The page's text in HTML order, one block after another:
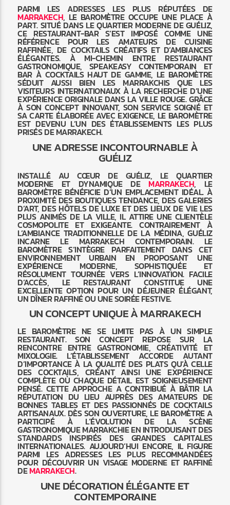
PARMI LES ADRESSES LES PLUS RÉPUTÉES DE
MARRAKECH, LE BAROMÈTRE OCCUPE UNE PLACE À
PART. SITUÉ DANS LE QUARTIER MODERNE DE GUÉLIZ,
CE RESTAURANT-BAR S’EST IMPOSÉ COMME UNE
RÉFÉRENCE POUR LES AMATEURS DE CUISINE
RAFFINÉE, DE COCKTAILS CRÉATIFS ET D’AMBIANCES
ÉLÉGANTES. À MI-CHEMIN ENTRE RESTAURANT
GASTRONOMIQUE, SPEAKEASY CONTEMPORAIN ET
BAR À COCKTAILS HAUT DE GAMME, LE BAROMÈTRE
SÉDUIT AUSSI BIEN LES MARRAKCHIS QUE LES
VISITEURS INTERNATIONAUX À LA RECHERCHE D’UNE
EXPÉRIENCE ORIGINALE DANS LA VILLE ROUGE. GRÂCE
À SON CONCEPT INNOVANT, SON SERVICE SOIGNÉ ET
SA CARTE ÉLABORÉE AVEC EXIGENCE, LE BAROMÈTRE
EST DEVENU L’UN DES ÉTABLISSEMENTS LES PLUS
PRISÉS DE MARRAKECH.
UNE ADRESSE INCONTOURNABLE À
GUÉLIZ
INSTALLÉ AU CŒUR DE GUÉLIZ, LE QUARTIER
MODERNE ET DYNAMIQUE DEMARRAKECH, LE
BAROMÈTRE BÉNÉFICIE D’UN EMPLACEMENT IDÉAL. À
PROXIMITÉ DES BOUTIQUES TENDANCE, DES GALERIES
D’ART, DES HÔTELS DE LUXE ET DES LIEUX DE VIE LES
PLUS ANIMÉS DE LA VILLE, IL ATTIRE UNE CLIENTÈLE
COSMOPOLITE ET EXIGEANTE. CONTRAIREMENT À
L’AMBIANCE TRADITIONNELLE DE LA MÉDINA, GUÉLIZ
INCARNE LE MARRAKECH CONTEMPORAIN. LE
BAROMÈTRE S’INTÈGRE PARFAITEMENT DANS CET
ENVIRONNEMENT URBAIN EN PROPOSANT UNE
EXPÉRIENCE MODERNE, SOPHISTIQUÉE ET
RÉSOLUMENT TOURNÉE VERS L’INNOVATION. FACILE
D’ACCÈS, LE RESTAURANT CONSTITUE UNE
EXCELLENTE OPTION POUR UN DÉJEUNER ÉLÉGANT,
UN DÎNER RAFFINÉ OU UNE SOIRÉE FESTIVE.
UN CONCEPT UNIQUE À MARRAKECH
LE BAROMÈTRE NE SE LIMITE PAS À UN SIMPLE
RESTAURANT. SON CONCEPT REPOSE SUR LA
RENCONTRE ENTRE GASTRONOMIE, CRÉATIVITÉ ET
MIXOLOGIE. L’ÉTABLISSEMENT ACCORDE AUTANT
D’IMPORTANCE À LA QUALITÉ DES PLATS QU’À CELLE
DES COCKTAILS, CRÉANT AINSI UNE EXPÉRIENCE
COMPLÈTE OÙ CHAQUE DÉTAIL EST SOIGNEUSEMENT
PENSÉ. CETTE APPROCHE A CONTRIBUÉ À BÂTIR LA
RÉPUTATION DU LIEU AUPRÈS DES AMATEURS DE
BONNES TABLES ET DES PASSIONNÉS DE COCKTAILS
ARTISANAUX. DÈS SON OUVERTURE, LE BAROMÈTRE A
PARTICIPÉ À L’ÉVOLUTION DE LA SCÈNE
GASTRONOMIQUE MARRAKCHIE EN INTRODUISANT DES
STANDARDS INSPIRÉS DES GRANDES CAPITALES
INTERNATIONALES. AUJOURD’HUI ENCORE, IL FIGURE
PARMI LES ADRESSES LES PLUS RECOMMANDÉES
POUR DÉCOUVRIR UN VISAGE MODERNE ET RAFFINÉ
DEMARRAKECH.
UNE DÉCORATION ÉLÉGANTE ET
CONTEMPORAINE